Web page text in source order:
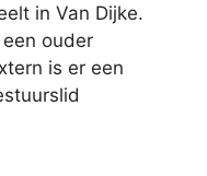
in Van Dijke.
ouder
is er een